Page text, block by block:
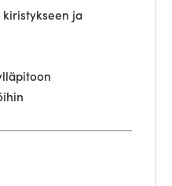
ja